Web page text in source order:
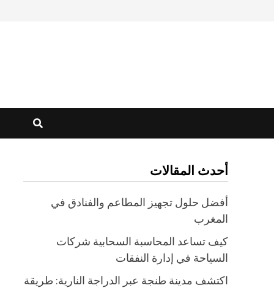
أحدث المقالات
أفضل حلول تجهيز المطاعم والفنادق في
المغرب
كيف تساعد المحاسبة السحابية شركات
السياحة في إدارة النفقات
اكتشف مدينة طنجة عبر الدراجة النارية: طريقة